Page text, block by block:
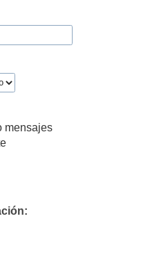
mensajes